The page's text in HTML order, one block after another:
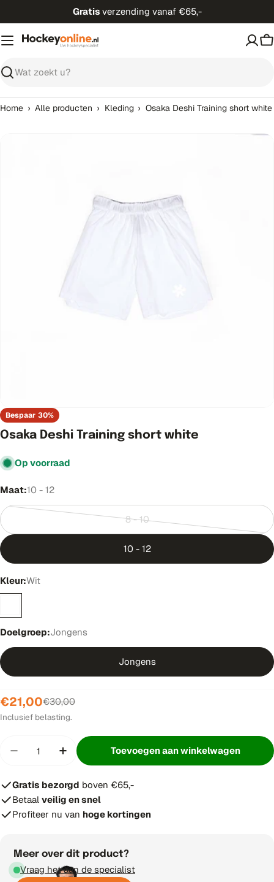
direct
naar
inhoud
Gratis verzending vanaf €65,-
Zoeken
Home › Alle producten › Kleding › Osaka Deshi Training short white
Open media 0 in modaal venster
Bespaar 30%
Osaka Deshi Training short white
Op voorraad
Maat:10 - 12
8 - 10
Variant
of
10 - 12
Kleur:Wit
Doelgroep:Jongens
Jongens
Verkoopprijs
€21,00
Normale
prijs
€30,00
Inclusief belasting.
Hoeveelheid verminderen voor Osaka Deshi
Verhoog aantal voor Osaka Deshi
Toevoegen aan winkelwagen
Gratis bezorgd boven €65,-
Betaal veilig en snel
Profiteer nu van hoge kortingen
Meer over dit product?
Vraag het aan de specialist